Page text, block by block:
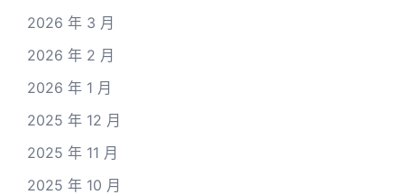
2026 年 3 月
2026 年 2 月
2026 年 1 月
2025 年 12 月
2025 年 11 月
2025 年 10 月